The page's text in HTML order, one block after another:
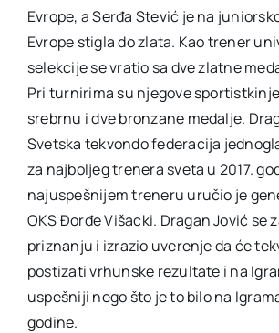
Evrope, a Serđa Stević je na
Evrope stigla do zlata. Kao trener
selekcije se vratio sa dve zlatne
Pri turnirima su njegove
srebrnu i dve bronzane medalje.
Svetska tekvondo federacija
za najboljeg trenera sveta u 2017.
najuspešnijem treneru uručio je
OKS Đorđe Višacki. Dragan Jović se
priznanju i izrazio uverenje da će
postizati vrhunske rezultate i na
uspešniji nego što je to bilo na
godine.